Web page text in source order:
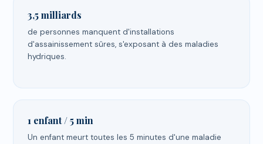
3,5 milliards
de personnes manquent d'installations
d'assainissement sûres, s'exposant à des maladies
hydriques.
1 enfant / 5 min
Un enfant meurt toutes les 5 minutes d'une maladie